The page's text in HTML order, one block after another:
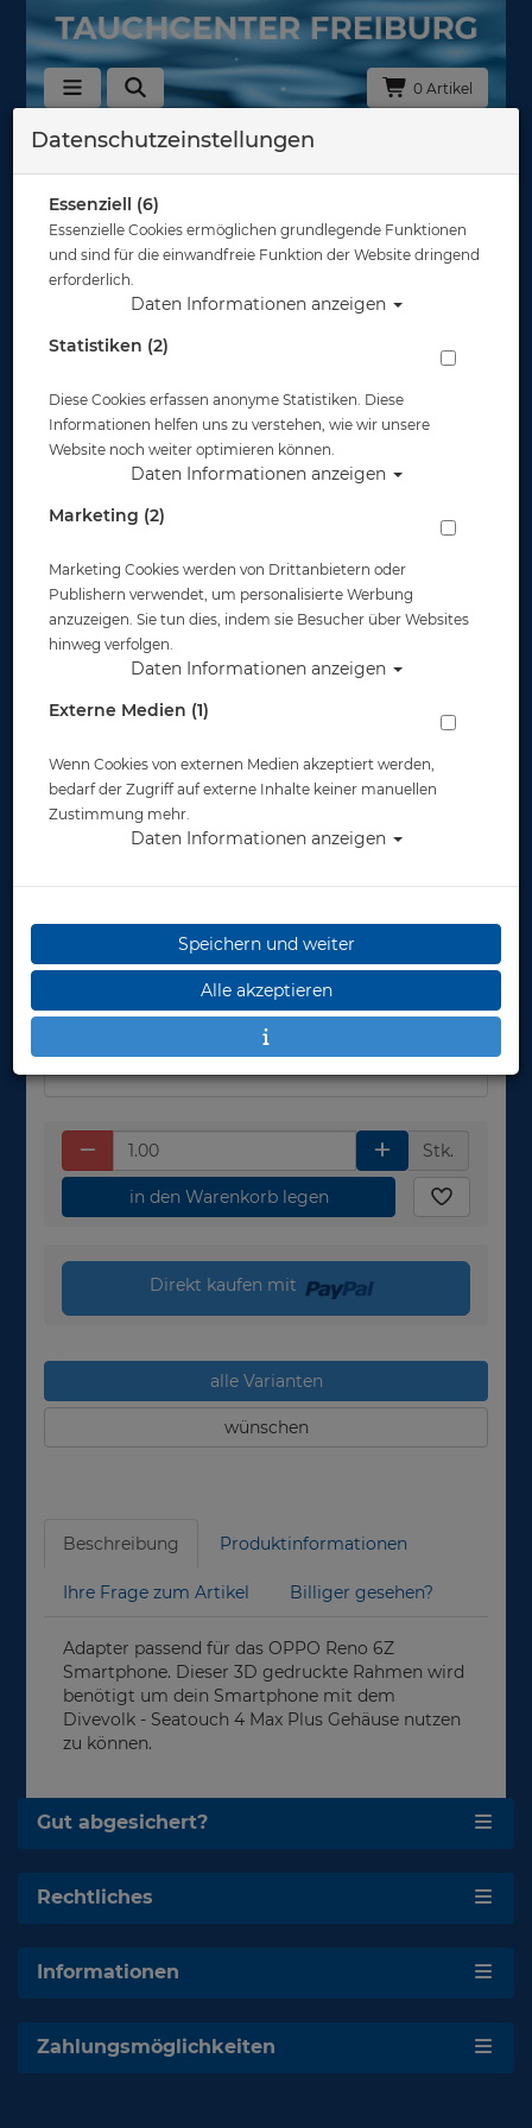
0 Artikel
Zurück
OPPO Reno 6Z - Divevolk - Seatouch 4
Max Plus Adapter - 3D Druck
Artikelnr.: dv-DAF061147
18,00 €*
in 1-2 Wochen
Stk.
in den Warenkorb legen
Direkt kaufen mit
alle Varianten
wünschen
Beschreibung Produktinformationen
Ihre Frage zum Artikel Billiger gesehen?
Adapter passend für das OPPO Reno 6Z
Smartphone. Dieser 3D gedruckte Rahmen wird
benötigt um dein Smartphone mit dem
Divevolk - Seatouch 4 Max Plus Gehäuse nutzen
zu können.
Gut abgesichert?
Rechtliches
Informationen
Zahlungsmöglichkeiten
Datenschutzeinstellungen
Essenziell (6)
Essenzielle Cookies ermöglichen grundlegende Funktionen
und sind für die einwandfreie Funktion der Website dringend
erforderlich.
Daten Informationen anzeigen
Statistiken (2)
Diese Cookies erfassen anonyme Statistiken. Diese
Informationen helfen uns zu verstehen, wie wir unsere
Website noch weiter optimieren können.
Daten Informationen anzeigen
Marketing (2)
Marketing Cookies werden von Drittanbietern oder
Publishern verwendet, um personalisierte Werbung
anzuzeigen. Sie tun dies, indem sie Besucher über Websites
hinweg verfolgen.
Daten Informationen anzeigen
Externe Medien (1)
Wenn Cookies von externen Medien akzeptiert werden,
bedarf der Zugriff auf externe Inhalte keiner manuellen
Zustimmung mehr.
Daten Informationen anzeigen
Speichern und weiter
Alle akzeptieren